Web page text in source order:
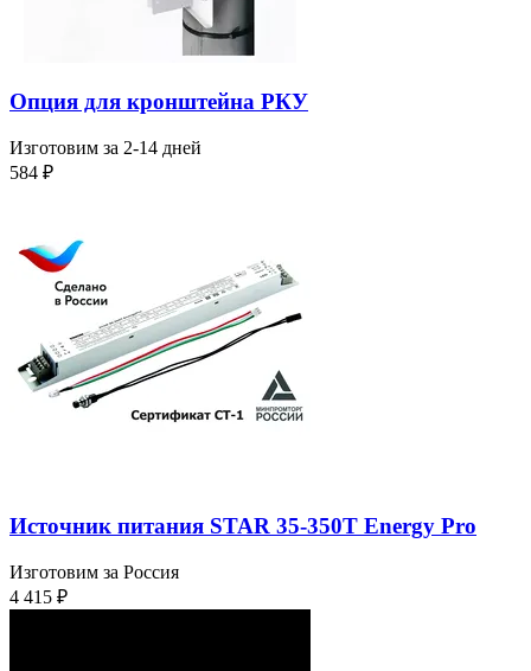
Опция для кронштейна РКУ
Изготовим за 2-14 дней
584 ₽
Источник питания STAR 35-350T Energy Pro
Изготовим за Россия
4 415 ₽